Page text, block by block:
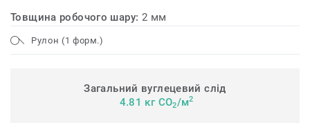
Товщина робочого шару: 2 мм
Рулон (1 форм.)
Загальний вуглецевий слід
4.81 кг CO2/м2